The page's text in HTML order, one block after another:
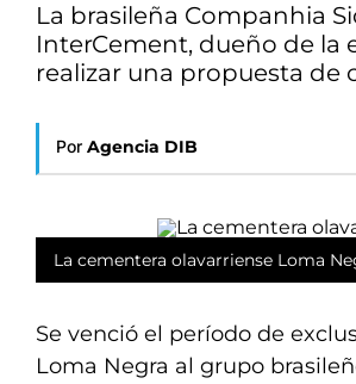
La brasileña Companhia
InterCement, dueño de la
realizar una propuesta de
Por Agencia DIB
La cementera olavarriense Loma
Se venció el período de
Loma Negra al grupo